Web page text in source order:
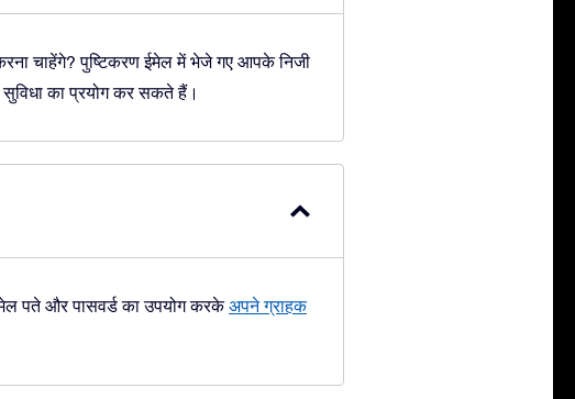
चाहेंगे? पुष्टिकरण ईमेल में भेजे गए आपके निजी
का प्रयोग कर सकते हैं।
पते और पासवर्ड का उपयोग करकेअपने ग्राहक